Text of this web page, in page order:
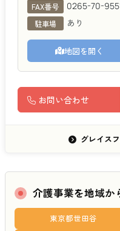
FAX番号 0265-70-
駐車場 あり
地図を開く
お問い合わせ
グレイス
介護事業を地域か
東京都世田谷